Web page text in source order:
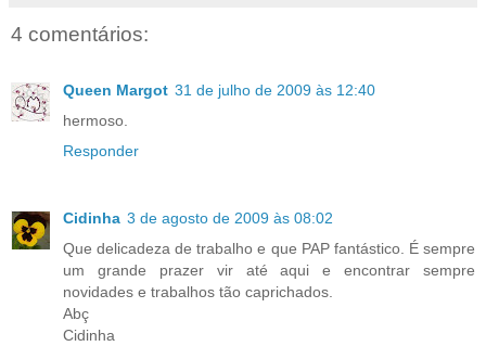
4 comentários:
Queen Margot 31 de julho de 2009 às 12:40
hermoso.
Responder
Cidinha 3 de agosto de 2009 às 08:02
Que delicadeza de trabalho e que PAP fantástico. É sempre
um grande prazer vir até aqui e encontrar sempre
novidades e trabalhos tão caprichados.
Abç
Cidinha